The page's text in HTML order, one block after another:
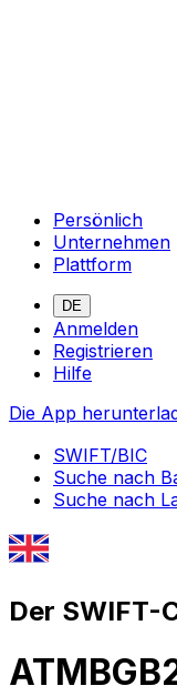
Persönlich
Unternehmen
Plattform
DE
Anmelden
Registrieren
Hilfe
Die App
SWIFT/BIC
Suche nach
Suche nach
Der SWIFT-